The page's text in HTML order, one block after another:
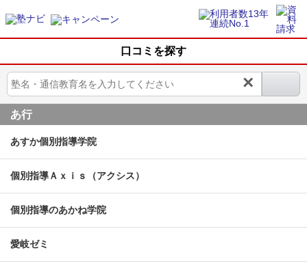
口コミを探す
×
あ行
あすか個別指導学院
個別指導Ａｘｉｓ（アクシス）
個別指導のあかね学院
愛岐ゼミ